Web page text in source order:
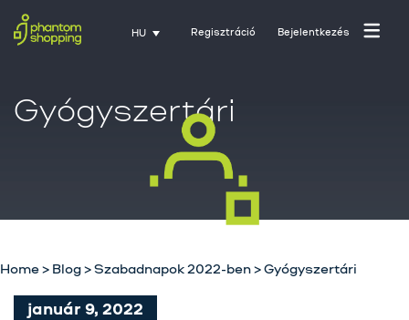
HU Regisztráció Bejelentkezés
Gyógyszertári
Home> Blog>Szabadnapok 2022-ben>Gyógyszertári
január 9, 2022